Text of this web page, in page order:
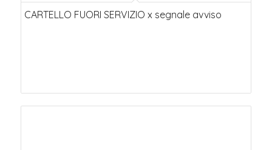
CARTELLO FUORI SERVIZIO x segnale avviso